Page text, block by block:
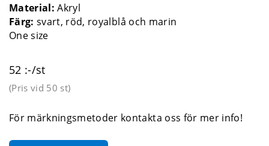
Material: Akryl
Färg:svart, röd, royalblå och marin
One size
52 :-/st
(Pris vid 50 st)
För märkningsmetoder kontakta oss för mer info!